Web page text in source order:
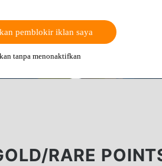
RARE
pemblokir iklan saya
tanpa menonaktifkan